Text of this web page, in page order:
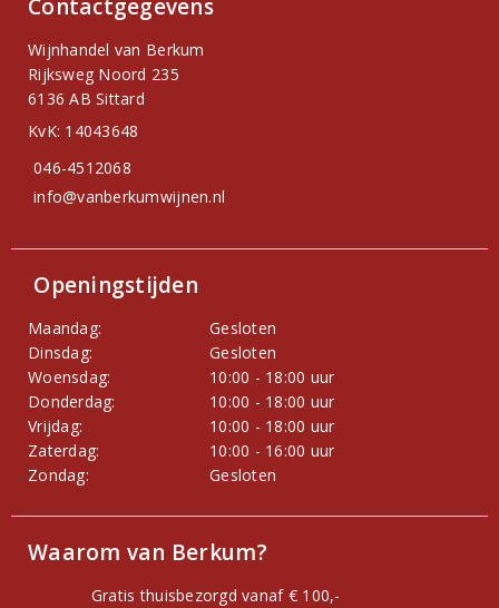
Contactgegevens
Wijnhandel van Berkum
Rijksweg Noord 235
6136 AB Sittard
KvK: 14043648
046-4512068
info@vanberkumwijnen.nl
Openingstijden
Maandag:
Gesloten
Dinsdag:
Gesloten
Woensdag:
10:00 - 18:00 uur
Donderdag:
10:00 - 18:00 uur
Vrijdag:
10:00 - 18:00 uur
Zaterdag:
10:00 - 16:00 uur
Zondag:
Gesloten
Waarom van Berkum?
Gratis thuisbezorgd vanaf € 100,-